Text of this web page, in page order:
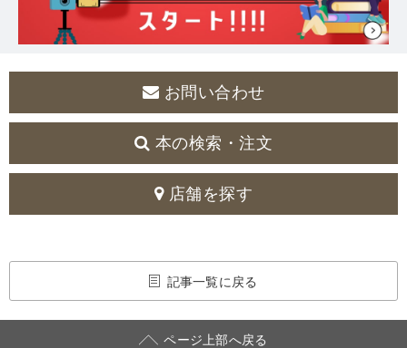
お問い合わせ
本の検索・注文
店舗を探す
記事一覧に戻る
ページ上部へ戻る